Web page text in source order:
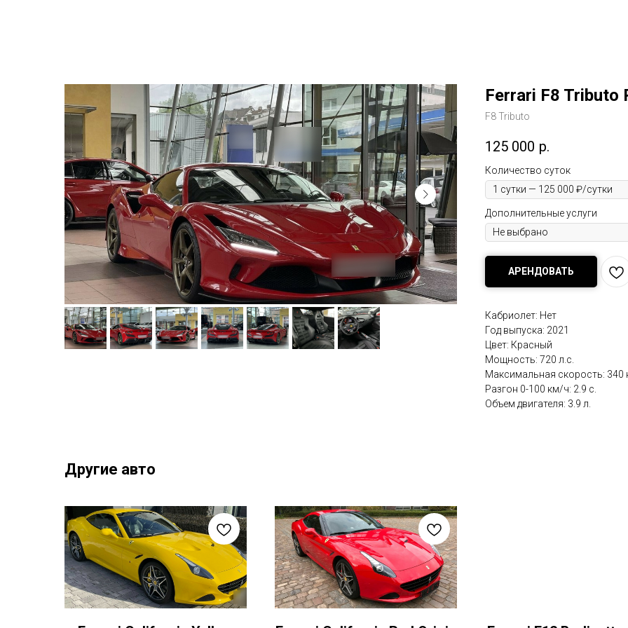
Ferrari F8 Tributo
F8 Tributo
125 000 р.
Количество суток
Дополнительные услуги
АРЕНДОВАТЬ
Кабриолет: Нет
Год выпуска: 2021
Цвет: Красный
Мощность: 720 л.с.
Максимальная скорость: 340
Разгон 0-100 км/ч: 2.9 с.
Объем двигателя: 3.9 л.
Другие авто